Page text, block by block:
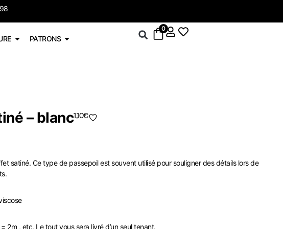
PATRONS
0
– blanc1,10€
satiné. Ce type de passepoil est souvent utilisé pour souligner des détails lors de
2m , etc. Le tout vous sera livré d’un seul tenant.